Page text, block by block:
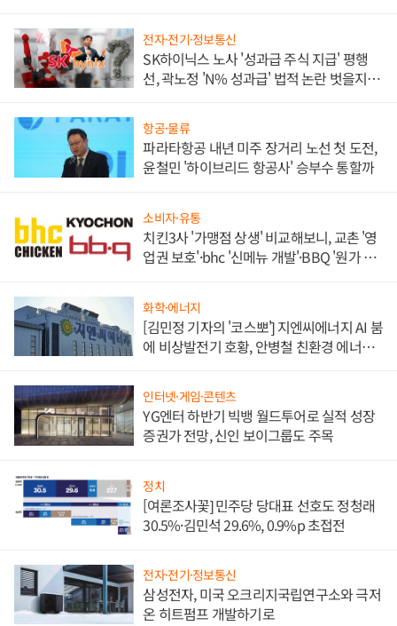
전자·전기·정보통신
SK하이닉스 노사 '성과급 주식 지급' 평행
선, 곽노정 'N% 성과급' 법적 논란 벗을지 주
항공·물류
파라타항공 내년 미주 장거리 노선 첫 도전,
윤철민 '하이브리드 항공사' 승부수 통할까
소비자·유통
치킨3사 '가맹점 상생' 비교해보니, 교촌 '영
업권 보호'·bhc '신메뉴 개발'·BBQ '원가 부
화학·에너지
[김민정 기자의 '코스뽀'] 지엔씨에너지 AI 붐
에 비상발전기 호황, 안병철 친환경 에너지
인터넷·게임·콘텐츠
YG엔터 하반기 빅뱅 월드투어로 실적 성장
증권가 전망, 신인 보이그룹도 주목
정치
[여론조사꽃] 민주당 당대표 선호도 정청래
30.5%·김민석 29.6%, 0.9%p 초접전
전자·전기·정보통신
삼성전자, 미국 오크리지국립연구소와 극저
온 히트펌프 개발하기로